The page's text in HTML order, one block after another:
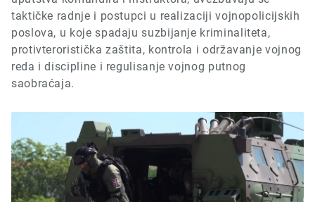
taktičke radnje i postupci u realizaciji vojnopolicijskih
poslova, u koje spadaju suzbijanje kriminaliteta,
protivteroristička zaštita, kontrola i održavanje vojnog
reda i discipline i regulisanje vojnog putnog
saobraćaja.